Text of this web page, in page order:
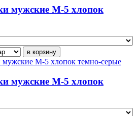
мужские М-5 хлопок
мужские М-5 хлопок